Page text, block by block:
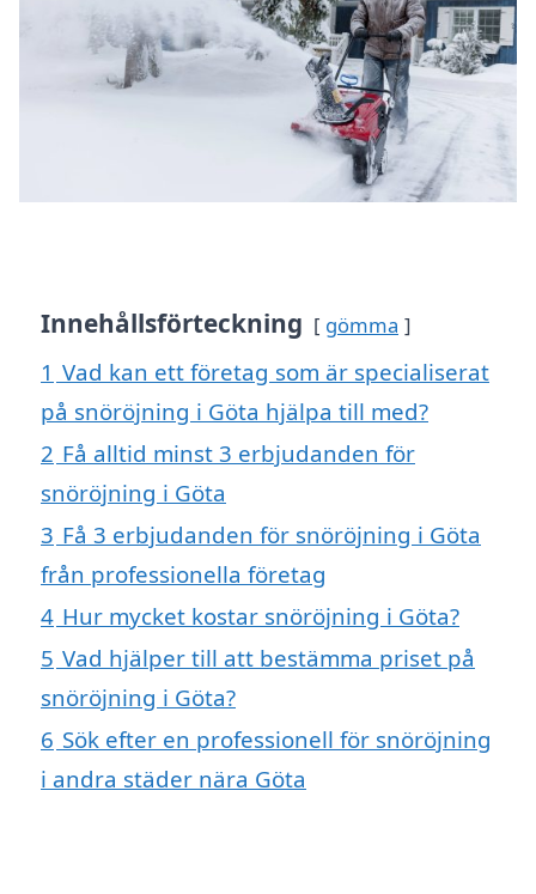
Innehållsförteckning gömma
1 Vad kan ett företag som är specialiserat
på snöröjning i Göta hjälpa till med?
2 Få alltid minst 3 erbjudanden för
snöröjning i Göta
3 Få 3 erbjudanden för snöröjning i Göta
från professionella företag
4 Hur mycket kostar snöröjning i Göta?
5 Vad hjälper till att bestämma priset på
snöröjning i Göta?
6 Sök efter en professionell för snöröjning
i andra städer nära Göta